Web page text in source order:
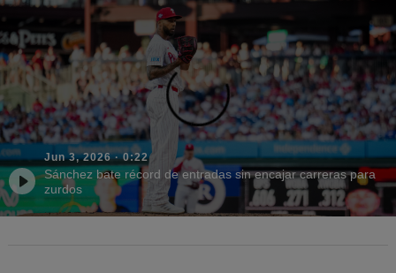
Jun 3, 2026·0:22
Sánchez bate récord de entradas sin encajar carreras para
zurdos